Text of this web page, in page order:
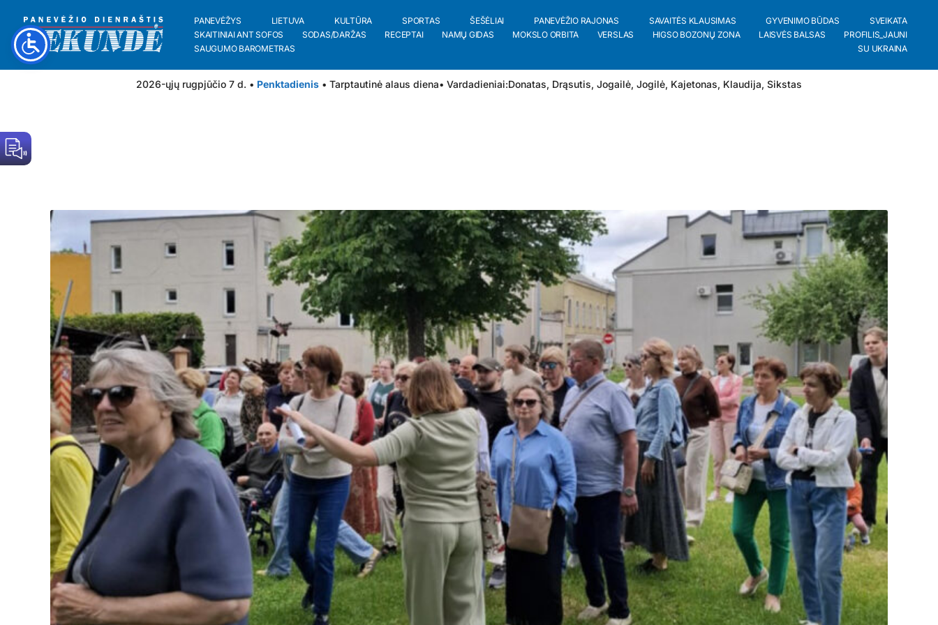
PANEVĖŽYS LIETUVA KULTŪRA SPORTAS ŠEŠĖLIAI PANEVĖŽIO RAJONAS SAVAITĖS KLAUSIMAS GYVENIMO BŪDAS
SVEIKATA
SKAITINIAI ANT SOFOS
SODAS/DARŽAS RECEPTAI NAMŲ GIDAS MOKSLO ORBITA VERSLAS HIGSO BOZONŲ ZONA LAISVĖS BALSAS
PROFILIS_JAUNI
SAUGUMO BAROMETRAS
SU UKRAINA
2026-ųjų rugpjūčio 7 d. • Penktadienis • Tarptautinė alaus diena• Vardadieniai:Donatas, Drąsutis, Jogailė, Jogilė, Kajetonas, Klaudija, Sikstas